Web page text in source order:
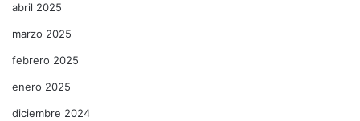
abril 2025
marzo 2025
febrero 2025
enero 2025
diciembre 2024